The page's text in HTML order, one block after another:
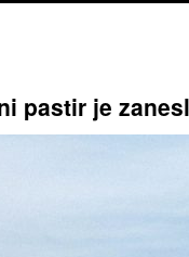
pastir je